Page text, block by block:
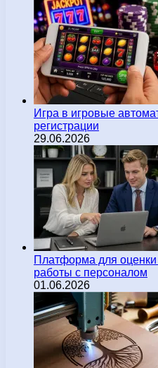
Игра в игровые
регистрации
29.06.2026
Платформа для оценки
работы с персоналом
01.06.2026